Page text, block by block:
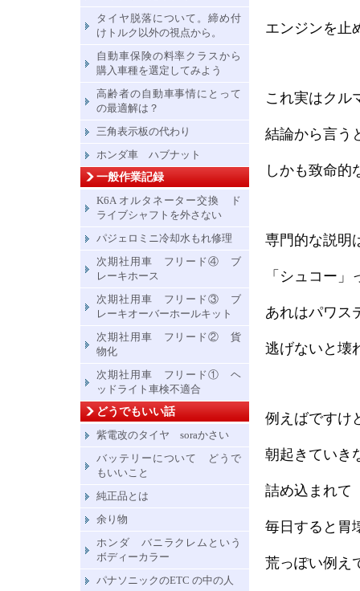
エンジンを止
これ実はクル
結論から言う
しかも致命的
専門的な説明
「シュコー
あれはパワス
逃げないと壊
例えばです
朝起きてい
詰め込まれて
毎日すると胃
荒っぽい例
タイヤ脱落について。締め付
けトルク以外の視点から。
自動車保険の料率クラスから
購入車種を選定してみよう
高齢者の自動車事情にとって
の最適解は？
三角表示板の代わり
ホンダ車 ハブナット
一般作業記録
K6A オルタネーター交換 ド
ライブシャフトを外さない
パジェロミニ冷却水もれ修理
次期社用車 フリード④ ブ
レーキホース
次期社用車 フリード③ ブ
レーキオーバーホールキット
次期社用車 フリード② 貨
物化
次期社用車 フリード① ヘ
ッドライト車検不適合
どうでもいい話
紫電改のタイヤ soraかさい
バッテリーについて どうで
もいいこと
純正品とは
余り物
ホンダ バニラクレムという
ボディーカラー
パナソニックのETC の中の人